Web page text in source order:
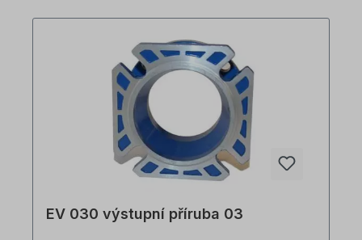
EV 030 výstupní příruba 03